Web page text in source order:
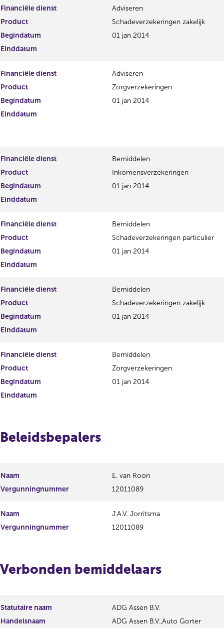
Financiële dienst
Adviseren
Product
Schadeverzekeringen zakelijk
Begindatum
01 jan 2014
Einddatum
Financiële dienst
Adviseren
Product
Zorgverzekeringen
Begindatum
01 jan 2014
Einddatum
Financiële dienst
Bemiddelen
Product
Inkomensverzekeringen
Begindatum
01 jan 2014
Einddatum
Financiële dienst
Bemiddelen
Product
Schadeverzekeringen particulier
Begindatum
01 jan 2014
Einddatum
Financiële dienst
Bemiddelen
Product
Schadeverzekeringen zakelijk
Begindatum
01 jan 2014
Einddatum
Financiële dienst
Bemiddelen
Product
Zorgverzekeringen
Begindatum
01 jan 2014
Einddatum
Beleidsbepalers
Naam
E. van Roon
Vergunningnummer
12011089
Naam
J.A.V. Jorritsma
Vergunningnummer
12011089
Verbonden bemiddelaars
Statutaire naam
ADG Assen B.V.
Handelsnaam
ADG Assen B.V.,Auto Gorter